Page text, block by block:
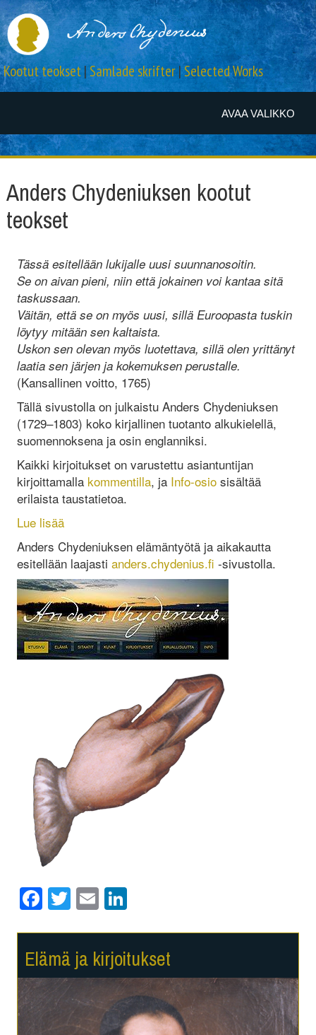
AVAA VALIKKO
Kootut teokset|Samlade skrifter|Selected Works
Anders Chydeniuksen kootut
teokset
Tässä esitellään lukijalle uusi suunnanosoitin.
Se on aivan pieni, niin että jokainen voi kantaa sitä
taskussaan.
Väitän, että se on myös uusi, sillä Euroopasta tuskin
löytyy mitään sen kaltaista.
Uskon sen olevan myös luotettava, sillä olen yrittänyt
laatia sen järjen ja kokemuksen perustalle.
(Kansallinen voitto, 1765)
Tällä sivustolla on julkaistu Anders Chydeniuksen
(1729–1803) koko kirjallinen tuotanto alkukielellä,
suomennoksena ja osin englanniksi.
Kaikki kirjoitukset on varustettu asiantuntijan
kirjoittamalla kommentilla, ja Info-osiosisältää
erilaista taustatietoa.
Lue lisää
Anders Chydeniuksen elämäntyötä ja aikakautta
esitellään laajasti anders.chydenius.fi -sivustolla.
Facebook
Twitter
EmailLinkedIn
Elämä ja kirjoitukset